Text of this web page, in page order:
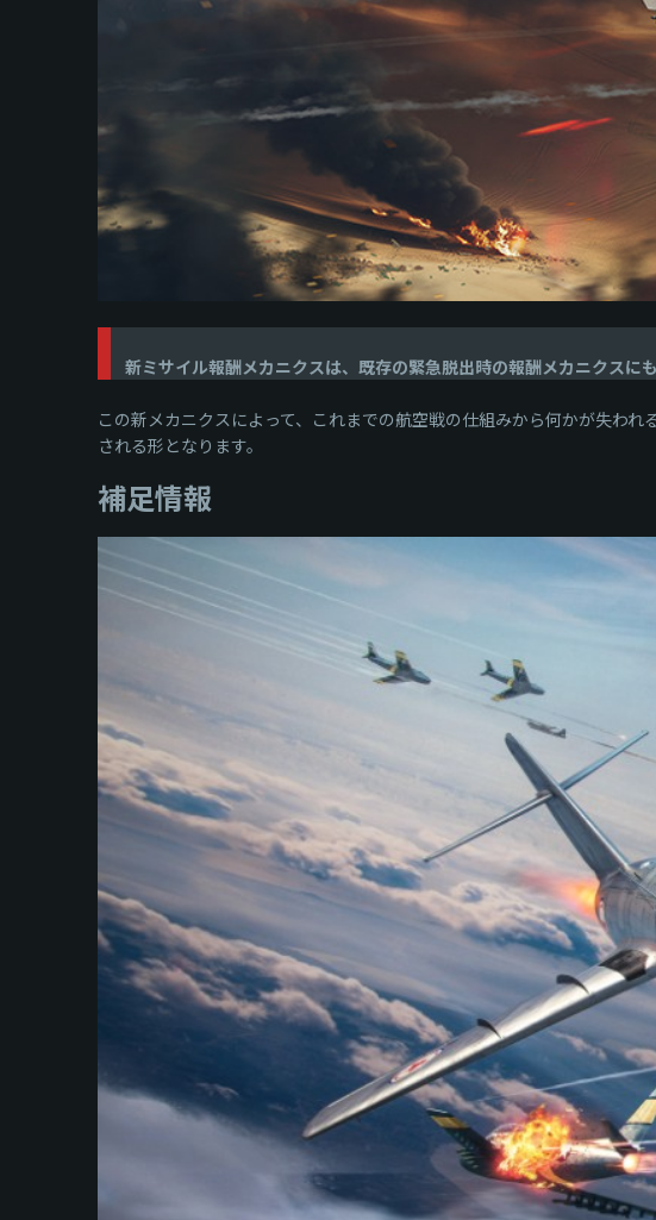
新ミサイル報酬メカニクスは、既存の緊急脱出時の報酬メカニクスにも
この新メカニクスによって、これまでの航空戦の仕組みから何かが失わ
される形となります。
補足情報